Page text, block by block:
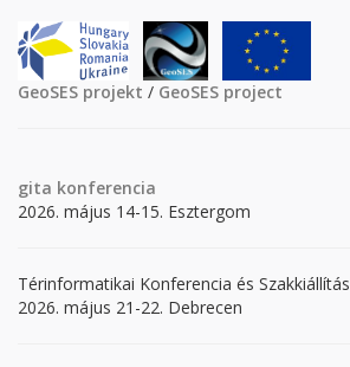
GeoSES projekt / GeoSES project
gita konferencia
2026. május 14-15. Esztergom
Térinformatikai Konferencia és Szakkiállítás
2026. május 21-22. Debrecen